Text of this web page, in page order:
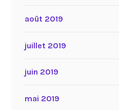
août 2019
juillet 2019
juin 2019
mai 2019